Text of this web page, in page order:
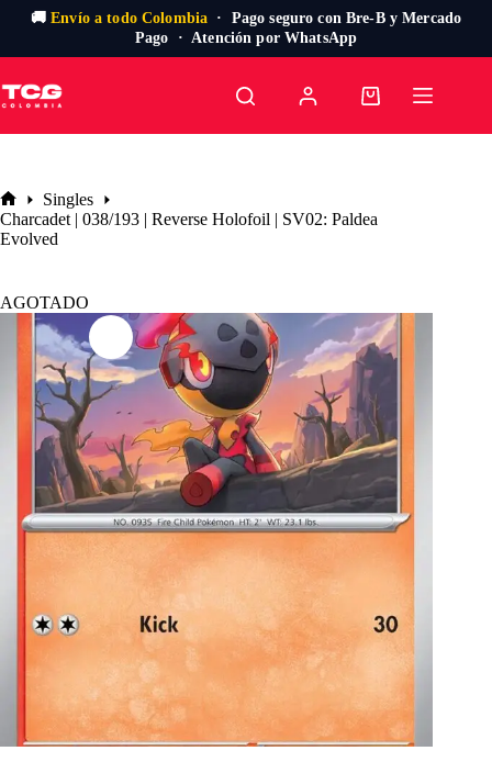
🚚Envío a todo Colombia · Pago seguro con Bre-B y Mercado
Pago · Atención por WhatsApp
al
contenido
Carro
Inicio
Singles
Charcadet | 038/193 | Reverse Holofoil | SV02: Paldea
Evolved
AGOTADO